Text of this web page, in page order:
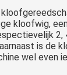
kloofwig,
2,
is de
wel even